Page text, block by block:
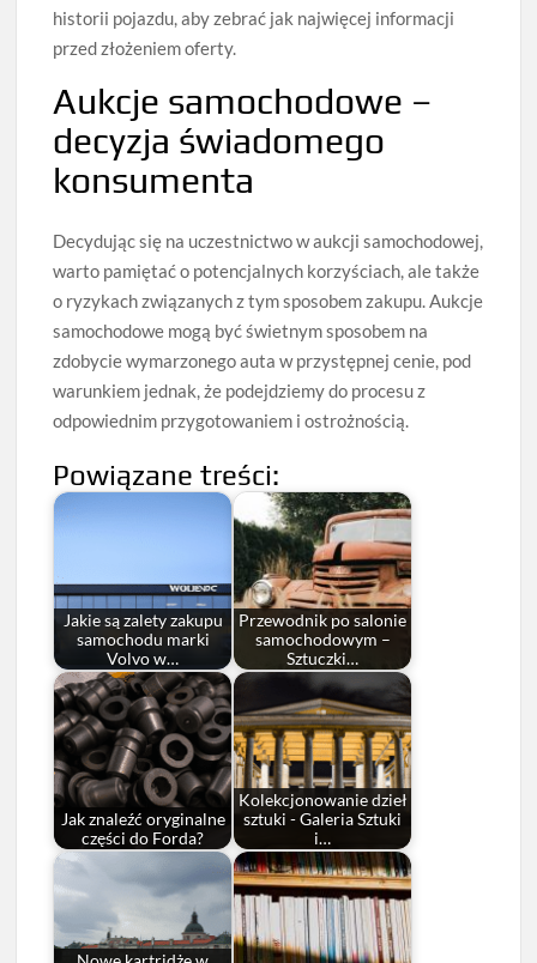
historii pojazdu, aby zebrać jak najwięcej informacji
przed złożeniem oferty.
Aukcje samochodowe –
decyzja świadomego
konsumenta
Decydując się na uczestnictwo w aukcji samochodowej,
warto pamiętać o potencjalnych korzyściach, ale także
o ryzykach związanych z tym sposobem zakupu. Aukcje
samochodowe mogą być świetnym sposobem na
zdobycie wymarzonego auta w przystępnej cenie, pod
warunkiem jednak, że podejdziemy do procesu z
odpowiednim przygotowaniem i ostrożnością.
Powiązane treści:
Jakie są zalety zakupu
samochodu marki
Volvo w…
Przewodnik po salonie
samochodowym –
Sztuczki…
Jak znaleźć oryginalne
części do Forda?
Kolekcjonowanie dzieł
sztuki - Galeria Sztuki
i…